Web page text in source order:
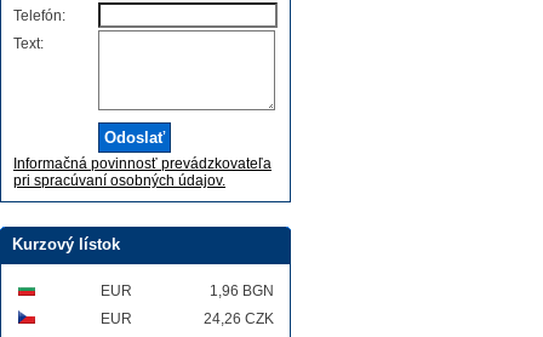
Telefón:
Text:
Informačná povinnosť prevádzkovateľa
pri spracúvaní osobných údajov.
Kurzový lístok
EUR
1,96 BGN
EUR
24,26 CZK